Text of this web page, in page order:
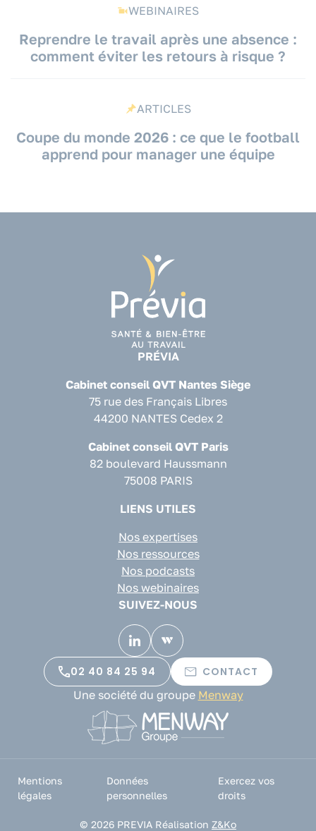
WEBINAIRES
Reprendre le travail après une absence :
comment éviter les retours à risque ?
ARTICLES
Coupe du monde 2026 : ce que le football
apprend pour manager une équipe
PRÉVIA
Cabinet conseil QVT Nantes Siège
75 rue des Français Libres
44200 NANTES Cedex 2
Cabinet conseil QVT Paris
82 boulevard Haussmann
75008 PARIS
LIENS UTILES
Nos expertises
Nos ressources
Nos podcasts
Nos webinaires
SUIVEZ-NOUS
02 40 84 25 94
CONTACT
Une société du groupe Menway
Mentions
légales
Données
personnelles
Exercez vos
droits
© 2026 PREVIA Réalisation Z&Ko